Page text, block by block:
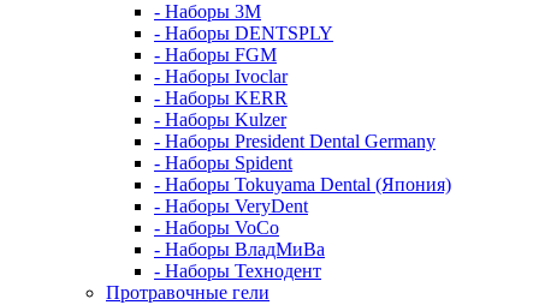
- Наборы 3М
- Наборы DENTSPLY
- Наборы FGM
- Наборы Ivoclar
- Наборы KERR
- Наборы Kulzer
- Наборы President Dental Germany
- Наборы Spident
- Наборы Tokuyama Dental (Япония)
- Наборы VeryDent
- Наборы VoCo
- Наборы ВладМиВа
- Наборы Технодент
Протравочные гели